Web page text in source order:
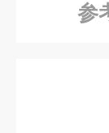
参